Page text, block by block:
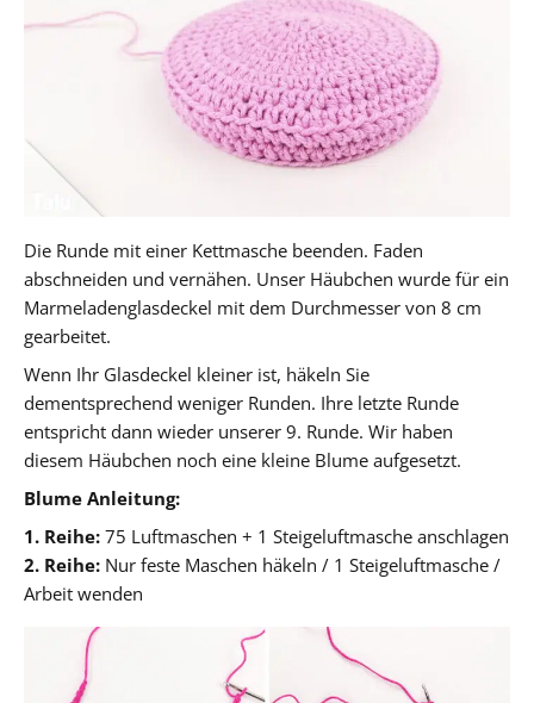
Die Runde mit einer Kettmasche beenden. Faden
abschneiden und vernähen. Unser Häubchen wurde für ein
Marmeladenglasdeckel mit dem Durchmesser von 8 cm
gearbeitet.
Wenn Ihr Glasdeckel kleiner ist, häkeln Sie
dementsprechend weniger Runden. Ihre letzte Runde
entspricht dann wieder unserer 9. Runde. Wir haben
diesem Häubchen noch eine kleine Blume aufgesetzt.
Blume Anleitung:
1. Reihe: 75 Luftmaschen + 1 Steigeluftmasche anschlagen
2. Reihe: Nur feste Maschen häkeln / 1 Steigeluftmasche /
Arbeit wenden